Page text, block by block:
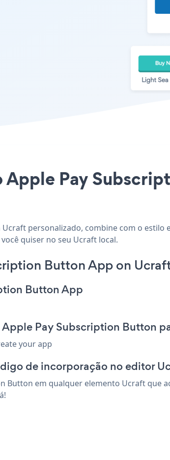
Pay
personalizado, combine com o
quiser no seu Ucraft local.
Button App on
Button App
Pay Subscription Button
your app
de incorporação no editor
Button em qualquer elemento Ucraft que